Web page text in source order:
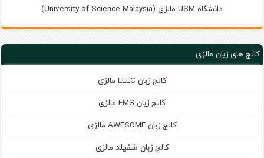
دانشگاه USM مالزی (University of Science Malaysia)
کالج های زبان مالزی
کالج زبان ELEC مالزی
کالج زبان EMS مالزی
کالج زبان AWESOME مالزی
کالج زبان شفیلد مالزی